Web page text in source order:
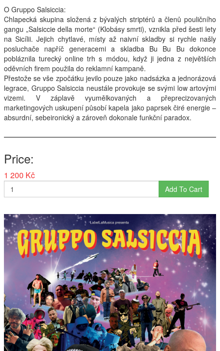
O Gruppo Salsiccia:
Chlapecká skupina složená z bývalých striptérů a členů pouličního
gangu „Salsiccie della morte“ (Klobásy smrti), vznikla před šesti lety
na Sicílii. Jejich chytlavé, místy až naivní skladby si rychle našly
posluchače napříč generacemi a skladba Bu Bu Bu dokonce
pobláznila turecký online trh s módou, když ji jedna z největších
oděvních firem použila do reklamní kampaně.
Přestože se vše zpočátku jevilo pouze jako nadsázka a jednorázová
legrace, Gruppo Salsiccia neustále provokuje se svými low artovými
vizemi. V záplavě vyumělkovaných a přeprecizovaných
marketingových uskupení působí kapela jako paprsek čiré energie –
absurdní, sebeironický a zároveň dokonale funkční paradox.
Price
1 200 Kč
Add To Cart